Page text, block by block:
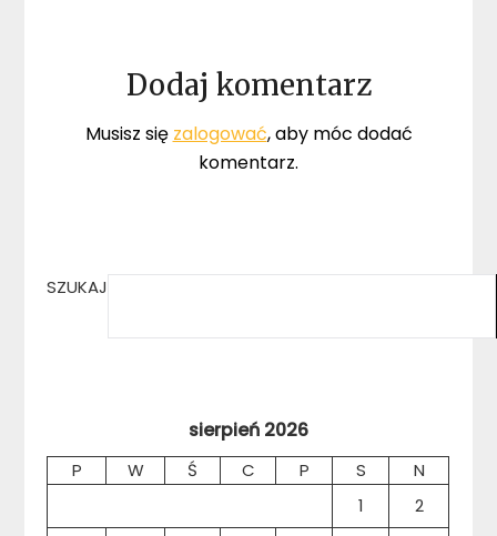
Dodaj komentarz
Musisz się zalogować, aby móc dodać
komentarz.
SZUKAJ
sierpień 2026
P W Ś C P S
N
1
2